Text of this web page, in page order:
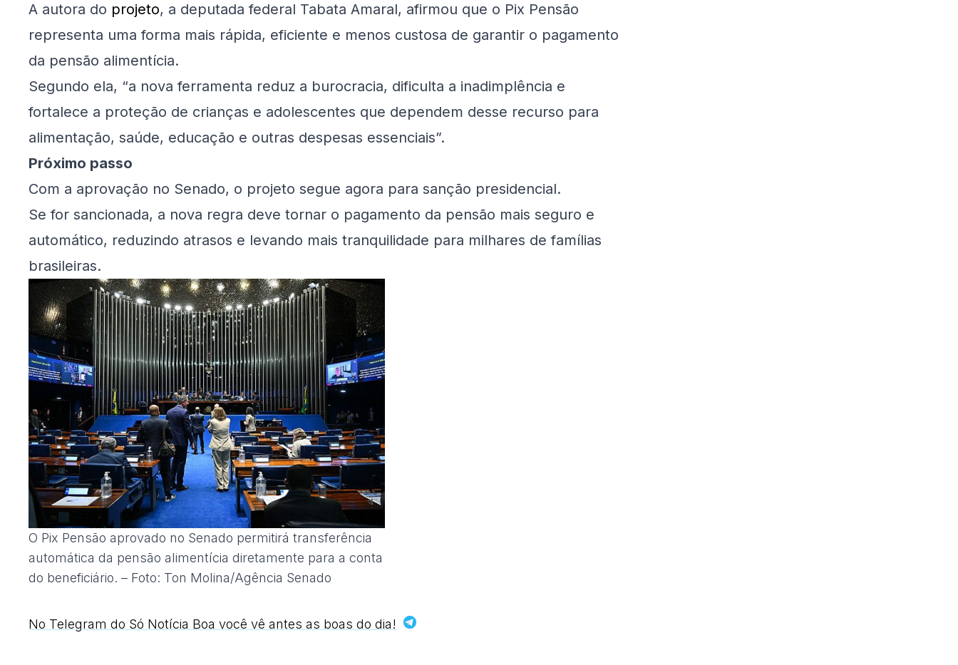
A autora do projeto, a deputada federal Tabata Amaral, afirmou que o Pix Pensão
representa uma forma mais rápida, eficiente e menos custosa de garantir o pagamento
da pensão alimentícia.
Segundo ela, “a nova ferramenta reduz a burocracia, dificulta a inadimplência e
fortalece a proteção de crianças e adolescentes que dependem desse recurso para
alimentação, saúde, educação e outras despesas essenciais”.
Próximo passo
Com a aprovação no Senado, o projeto segue agora para sanção presidencial.
Se for sancionada, a nova regra deve tornar o pagamento da pensão mais seguro e
automático, reduzindo atrasos e levando mais tranquilidade para milhares de famílias
brasileiras.
O Pix Pensão aprovado no Senado permitirá transferência
automática da pensão alimentícia diretamente para a conta
do beneficiário. – Foto: Ton Molina/Agência Senado
No Telegram do Só Notícia Boa você vê antes as boas do dia!